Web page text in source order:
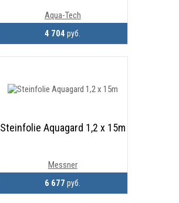
Aqua-Tech
4 704руб.
Steinfolie Aquagard 1,2 х 15m
Messner
6 677руб.